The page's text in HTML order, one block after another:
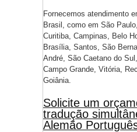
Fornecemos atendimento
Brasil, como em São
Curitiba, Campinas, Belo
Brasília, Santos, São
André, São Caetano do
Campo Grande, Vitória,
Goiânia.
Solicite um
tradução
Alemão